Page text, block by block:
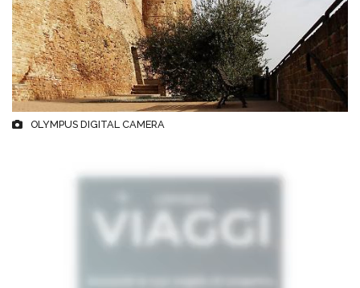
OLYMPUS DIGITAL CAMERA